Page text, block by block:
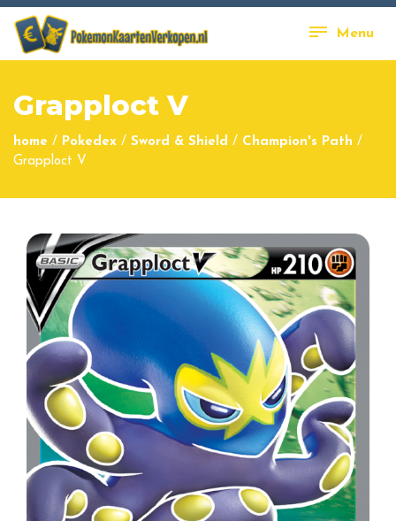
Menu
Grapploct V
home / Pokedex / Sword & Shield / Champion's Path /
Grapploct V